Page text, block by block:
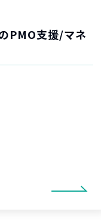
PMO支援/マネ